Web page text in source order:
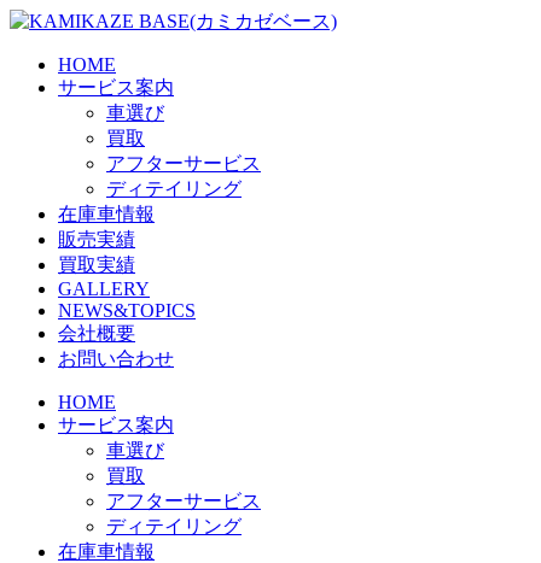
Skip
content
HOME
サービス案内
車選び
買取
アフターサービス
ディテイリング
在庫車情報
販売実績
買取実績
GALLERY
NEWS&TOPICS
会社概要
お問い合わせ
HOME
サービス案内
車選び
買取
アフターサービス
ディテイリング
在庫車情報